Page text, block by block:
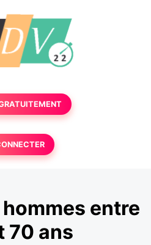
entre
70 ans